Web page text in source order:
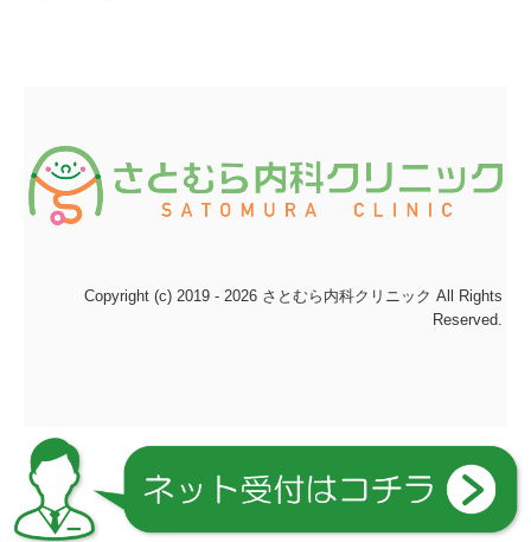
Copyright (c) 2019 - 2026 さとむら内科クリニック All Rights
Reserved.